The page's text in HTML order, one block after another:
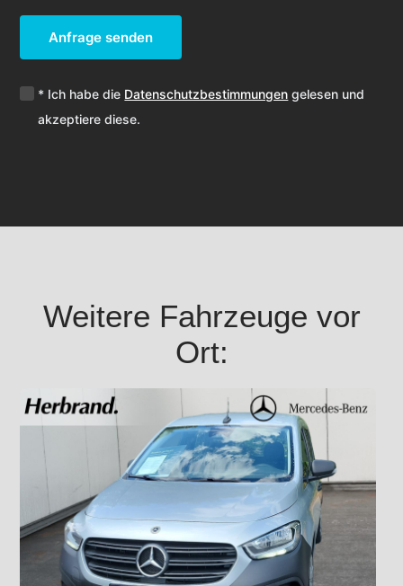
Anfrage senden
* Ich habe die Datenschutzbestimmungen gelesen und
akzeptiere diese.
Weitere Fahrzeuge vor
Ort: